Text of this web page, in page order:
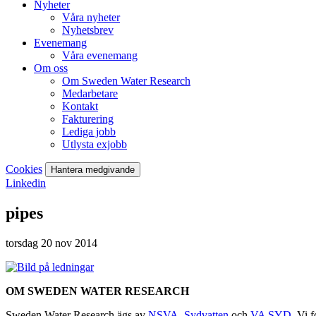
Nyheter
Våra nyheter
Nyhetsbrev
Evenemang
Våra evenemang
Om oss
Om Sweden Water Research
Medarbetare
Kontakt
Fakturering
Lediga jobb
Utlysta exjobb
Cookies Hantera medgivande
Linkedin
pipes
torsdag 20 nov 2014
OM SWEDEN WATER RESEARCH